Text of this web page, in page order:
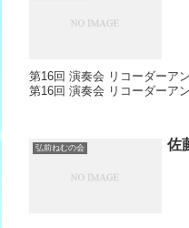
第16回 演奏会 リコーダーア
第16回 演奏会 リコーダーア
弘前ねむの会 佐